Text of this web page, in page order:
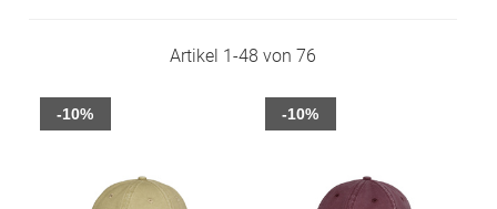
Artikel 1-48 von 76
-10% -10%